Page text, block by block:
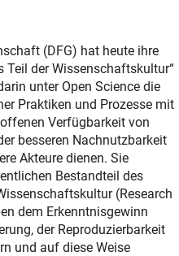
(DFG) hat heute ihre
Teil der Wissenschaftskultur“
unter Open Science die
Praktiken und Prozesse mit
Verfügbarkeit von
besseren Nachnutzbarkeit
Akteure dienen. Sie
Bestandteil des
(Research
dem Erkenntnisgewinn
der Reproduzierbarkeit
und auf diese Weise